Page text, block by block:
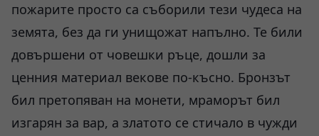
пожарите просто са съборили тези чудеса на
земята, без да ги унищожат напълно. Те били
довършени от човешки ръце, дошли за
ценния материал векове по-късно. Бронзът
бил претопяван на монети, мраморът бил
изгарян за вар, а златото се стичало в чужди